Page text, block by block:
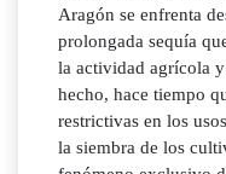
Aragón se enfrenta
prolongada sequía
la actividad agrícola
hecho, hace tiempo
restrictivas en los
la siembra de los